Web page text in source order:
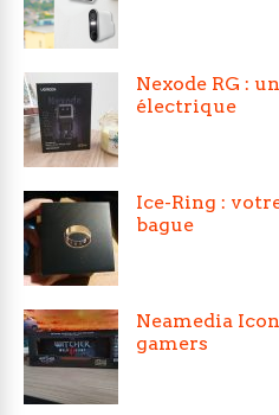
Nexode RG :
électrique
Ice-Ring :
bague
Neamedia
gamers